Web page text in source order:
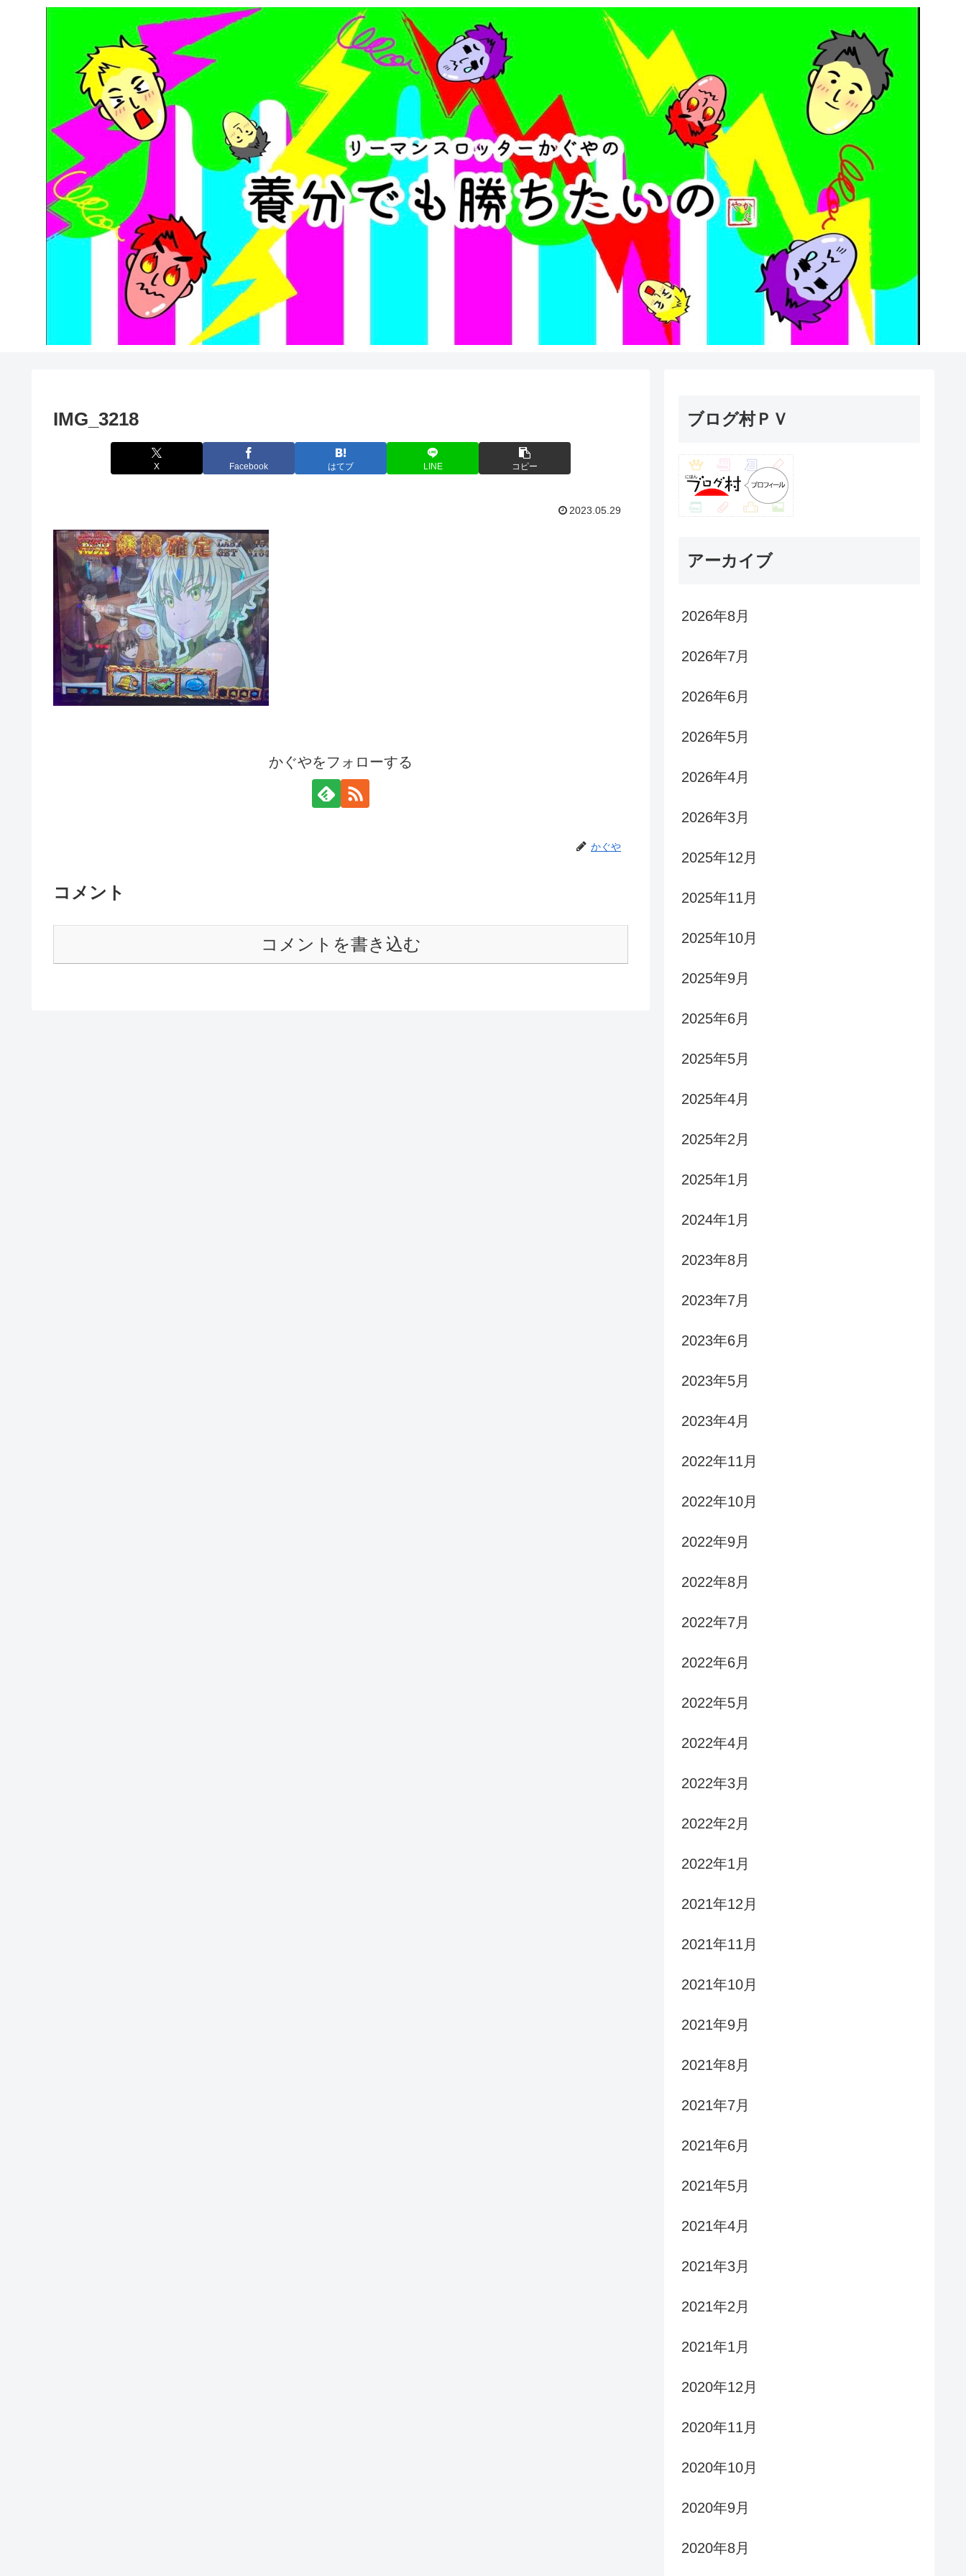
IMG_3218
X Facebook はてブ LINE コピー
2023.05.29
かぐやをフォローする
かぐや
コメント
コメントを書き込む
ブログ村ＰＶ
アーカイブ
2026年8月
2026年7月
2026年6月
2026年5月
2026年4月
2026年3月
2025年12月
2025年11月
2025年10月
2025年9月
2025年6月
2025年5月
2025年4月
2025年2月
2025年1月
2024年1月
2023年8月
2023年7月
2023年6月
2023年5月
2023年4月
2022年11月
2022年10月
2022年9月
2022年8月
2022年7月
2022年6月
2022年5月
2022年4月
2022年3月
2022年2月
2022年1月
2021年12月
2021年11月
2021年10月
2021年9月
2021年8月
2021年7月
2021年6月
2021年5月
2021年4月
2021年3月
2021年2月
2021年1月
2020年12月
2020年11月
2020年10月
2020年9月
2020年8月